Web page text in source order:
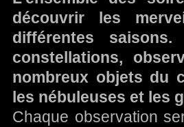
découvrir les
différentes
constellations,
nombreux objets du
les nébuleuses et les
Chaque observation